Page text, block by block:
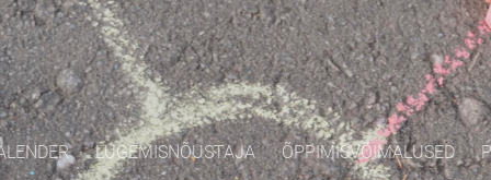
LUGEMISNÕUSTAJA ÕPPIMISVÕIMALUSED